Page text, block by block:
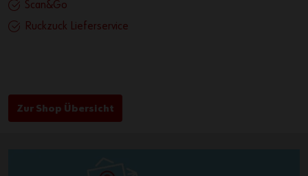
Scan&Go
Ruckzuck Lieferservice
Zur Shop Übersicht